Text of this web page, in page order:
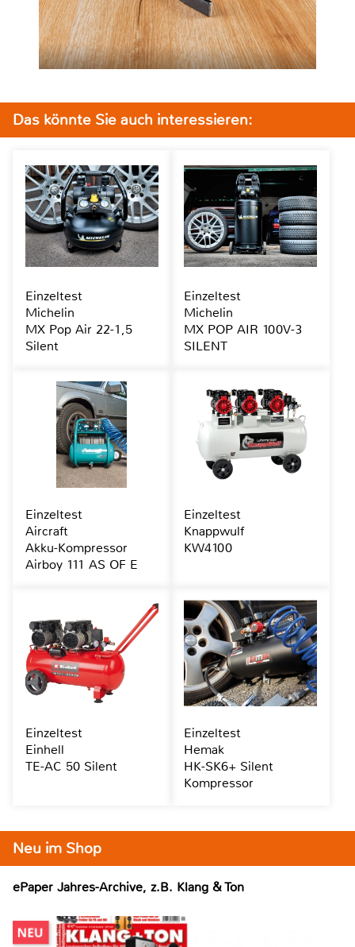
Neu im Shop
ePaper Jahres-Archive, z.B. Klang & Ton
Das könnte Sie auch interessieren:
Einzeltest
Michelin
MX Pop Air 22-1,5
Silent
Einzeltest
Michelin
MX POP AIR 100V-3
SILENT
Einzeltest
Aircraft
Akku-Kompressor
Airboy 111 AS OF E
Einzeltest
Knappwulf
KW4100
Einzeltest
Einhell
TE-AC 50 Silent
Einzeltest
Hemak
HK-SK6+ Silent
Kompressor